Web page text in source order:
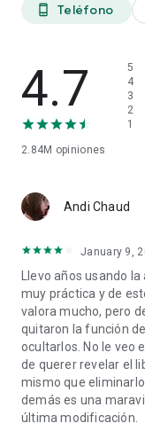
phone_android Teléfono
4.7
2.84M opiniones
5
4
3
2
1
Andi Chaud
January 9,
Llevo años usando
muy práctica y de
valora mucho, pero
quitaron la función
ocultarlos. No le veo
de querer revelar el
mismo que
demás es una
última modificación.